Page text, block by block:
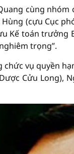
cùng
(cựu Cục
Kế toán
trọng”.
vụ quyền
Cửu Long),